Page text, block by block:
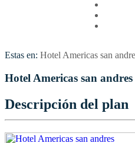
Estas en: Hotel Americas san
Hotel Americas san andres
Descripción del plan